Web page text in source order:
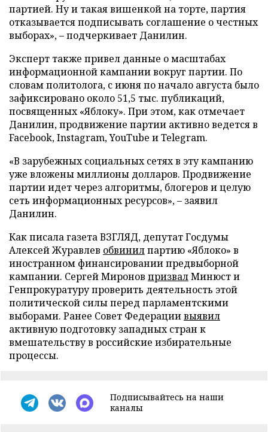
партией. Ну и такая вишенкой на торте, партия
отказывается подписывать соглашение о честных
выборах», – подчеркивает Данилин.
Эксперт также привел данные о масштабах
информационной кампании вокруг партии. По
словам политолога, с июня по начало августа было
зафиксировано около 51,5 тыс. публикаций,
посвященных «Яблоку». При этом, как отмечает
Данилин, продвижение партии активно ведется в
Facebook, Instagram, YouTube и Telegram.
«В зарубежных социальных сетях в эту кампанию
уже вложены миллионы долларов. Продвижение
партии идет через алгоритмы, блогеров и целую
сеть информационных ресурсов», – заявил
Данилин.
Как писала газета ВЗГЛЯД, депутат Госдумы
Алексей Журавлев обвинилпартию «Яблоко» в
иностранном финансировании предвыборной
кампании. Сергей Миронов призвалМинюст и
Генпрокуратуру проверить деятельность этой
политической силы перед парламентскими
выборами. Ранее Совет Федерациивыявил
активную подготовку западных стран к
вмешательству в российские избирательные
процессы.
Подписывайтесь на наши
каналы